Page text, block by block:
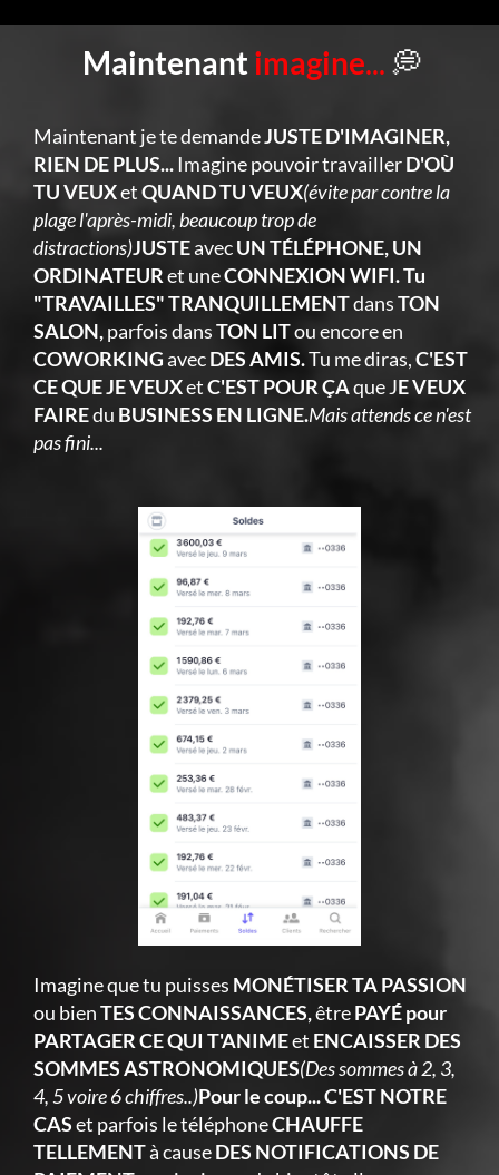
Maintenant imagine... 💭
Maintenant je te demandeJUSTE D'IMAGINER,
RIEN DE PLUS... Imagine pouvoir travaillerD'OÙ
TU VEUXetQUAND TU VEUX(évite par contre la
plage l'après-midi, beaucoup trop de
distractions)JUSTEavecUN TÉLÉPHONE, UN
ORDINATEURet uneCONNEXION WIFI. Tu
"TRAVAILLES" TRANQUILLEMENTdansTON
SALON,parfois dansTON LITou encore en
COWORKINGavecDES AMIS.Tu me diras,C'EST
CE QUE JE VEUXetC'EST POUR ÇAque JE VEUX
FAIREdu BUSINESS EN LIGNE.Mais attends ce n'est
pas fini...
Imagine que tu puisses MONÉTISER TA PASSION
ou bienTES CONNAISSANCES,êtrePAYÉ pour
PARTAGER CE QUI T'ANIMEet ENCAISSER DES
SOMMES ASTRONOMIQUES(Des sommes à 2, 3,
4, 5 voire 6 chiffres..)Pour le coup... C'EST NOTRE
CASet parfois le téléphoneCHAUFFE
TELLEMENTà causeDES NOTIFICATIONS DE